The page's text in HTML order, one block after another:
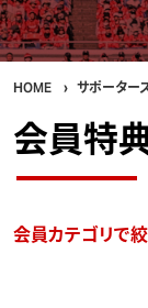
HOME サポーター
会員特
会員カテゴリで絞